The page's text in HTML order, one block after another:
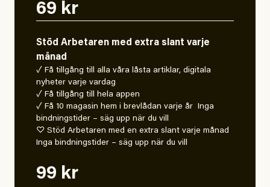
69 kr
Stöd Arbetaren med extra slant varje
månad
✓ Få tillgång till alla våra låsta artiklar, digitala
nyheter varje vardag
✓ Få tillgång till hela appen
✓ Få 10 magasin hem i brevlådan varje år Inga
bindningstider – säg upp när du vill
♡ Stöd Arbetaren med en extra slant varje månad
Inga bindningstider – säg upp när du vill
99 kr